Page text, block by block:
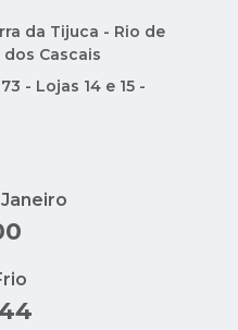
da Tijuca - Rio de
Cascais
- Lojas 14 e 15 -